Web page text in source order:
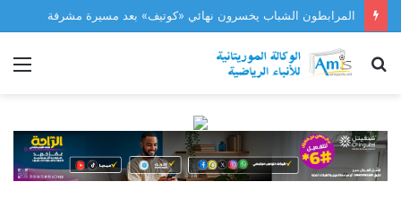
المرابطون الشباب يخسرون نهائي «كوتيف» بعد مسيرة مشرفة
بحث